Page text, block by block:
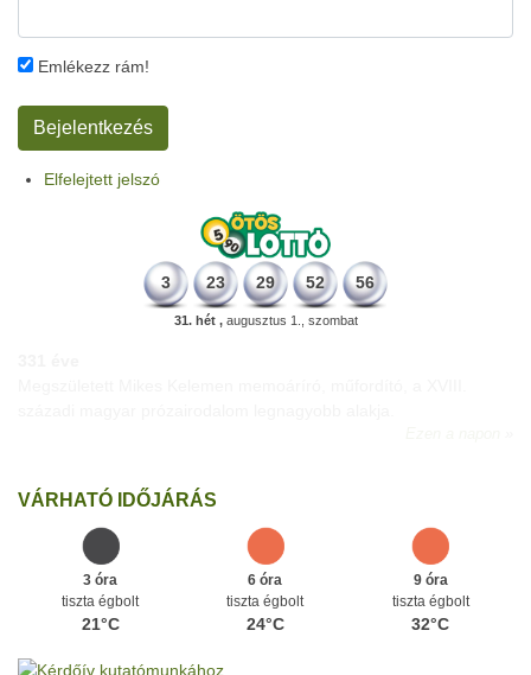
Emlékezz rám!
Elfelejtett jelszó
3 23 29 52 56
31. hét ,augusztus 1., szombat
VÁRHATÓ IDŐJÁRÁS
3 óra
tiszta égbolt
21°C
6 óra
tiszta égbolt
24°C
9 óra
tiszta égbolt
32°C